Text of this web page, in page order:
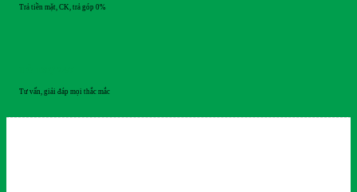
Trả tiền mặt, CK, trả góp 0%
Tư vấn, giải đáp mọi thắc mắc